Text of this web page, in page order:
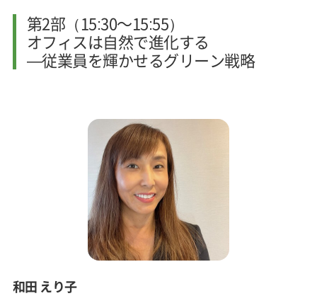
第2部（15:30～15:55）
オフィスは自然で進化する
—従業員を輝かせるグリーン戦略
和田 えり子